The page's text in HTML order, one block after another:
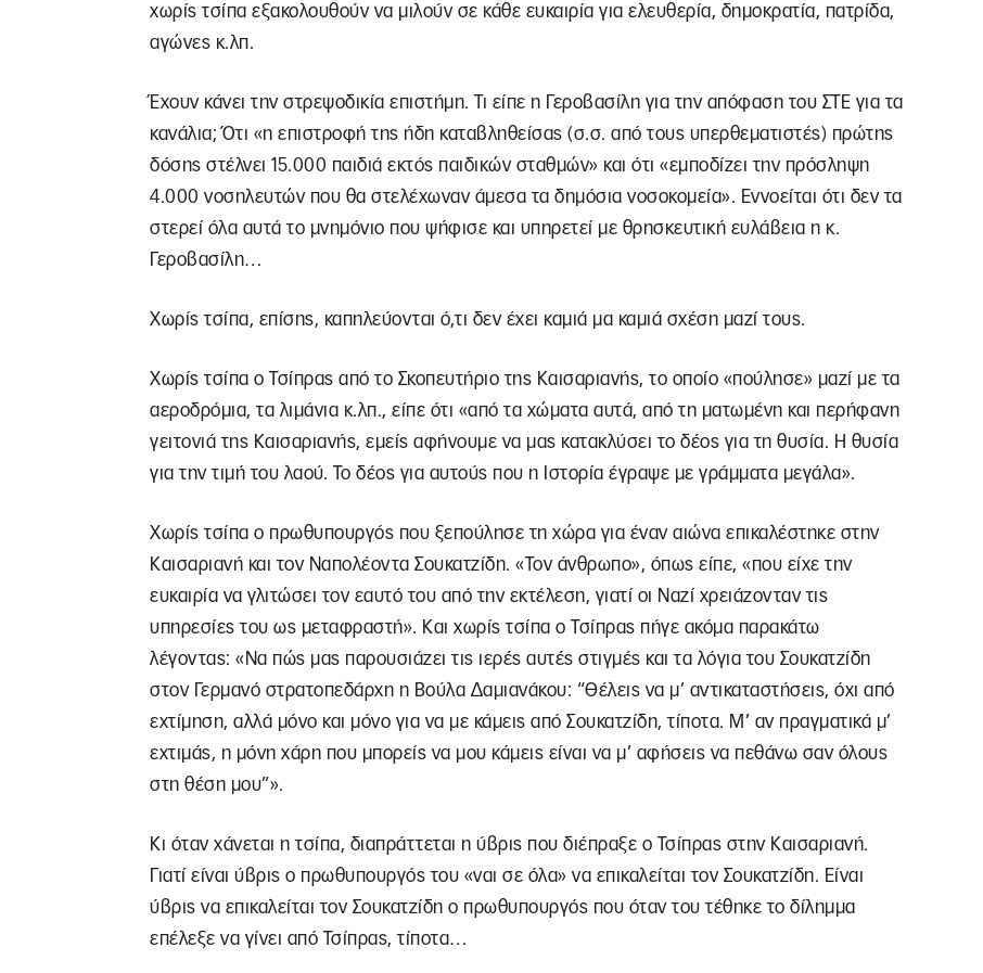
χωρίς τσίπα εξακολουθούν να μιλούν σε κάθε ευκαιρία για ελευθερία, δημοκρατία, πατρίδα,
αγώνες κ.λπ.
Έχουν κάνει την στρεψοδικία επιστήμη. Τι είπε η Γεροβασίλη για την απόφαση του ΣΤΕ για τα
κανάλια; Ότι «η επιστροφή της ήδη καταβληθείσας (σ.σ. από τους υπερθεματιστές) πρώτης
δόσης στέλνει 15.000 παιδιά εκτός παιδικών σταθμών» και ότι «εμποδίζει την πρόσληψη
4.000 νοσηλευτών που θα στελέχωναν άμεσα τα δημόσια νοσοκομεία». Εννοείται ότι δεν τα
στερεί όλα αυτά το μνημόνιο που ψήφισε και υπηρετεί με θρησκευτική ευλάβεια η κ.
Γεροβασίλη…
Χωρίς τσίπα, επίσης, καπηλεύονται ό,τι δεν έχει καμιά μα καμιά σχέση μαζί τους.
Χωρίς τσίπα ο Τσίπρας από το Σκοπευτήριο της Καισαριανής, το οποίο «πούλησε» μαζί με τα
αεροδρόμια, τα λιμάνια κ.λπ., είπε ότι «από τα χώματα αυτά, από τη ματωμένη και περήφανη
γειτονιά της Καισαριανής, εμείς αφήνουμε να μας κατακλύσει το δέος για τη θυσία. Η θυσία
για την τιμή του λαού. Το δέος για αυτούς που η Ιστορία έγραψε με γράμματα μεγάλα».
Χωρίς τσίπα ο πρωθυπουργός που ξεπούλησε τη χώρα για έναν αιώνα επικαλέστηκε στην
Καισαριανή και τον Ναπολέοντα Σουκατζίδη. «Τον άνθρωπο», όπως είπε, «που είχε την
ευκαιρία να γλιτώσει τον εαυτό του από την εκτέλεση, γιατί οι Ναζί χρειάζονταν τις
υπηρεσίες του ως μεταφραστή». Και χωρίς τσίπα ο Τσίπρας πήγε ακόμα παρακάτω
λέγοντας: «Να πώς μας παρουσιάζει τις ιερές αυτές στιγμές και τα λόγια του Σουκατζίδη
στον Γερμανό στρατοπεδάρχη η Βούλα Δαμιανάκου: “Θέλεις να μ’ αντικαταστήσεις, όχι από
εχτίμηση, αλλά μόνο και μόνο για να με κάμεις από Σουκατζίδη, τίποτα. Μ’ αν πραγματικά μ’
εχτιμάς, η μόνη χάρη που μπορείς να μου κάμεις είναι να μ’ αφήσεις να πεθάνω σαν όλους
στη θέση μου”».
Κι όταν χάνεται η τσίπα, διαπράττεται η ύβρις που διέπραξε ο Τσίπρας στην Καισαριανή.
Γιατί είναι ύβρις ο πρωθυπουργός του «ναι σε όλα» να επικαλείται τον Σουκατζίδη. Είναι
ύβρις να επικαλείται τον Σουκατζίδη ο πρωθυπουργός που όταν του τέθηκε το δίλημμα
επέλεξε να γίνει από Τσίπρας, τίποτα…